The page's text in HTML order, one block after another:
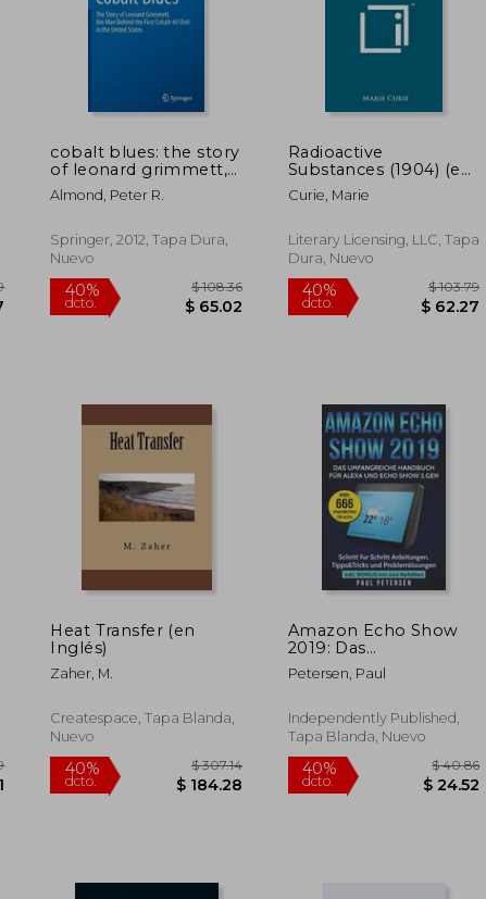
cobalt blues: the story
of leonard grimmett,
the man behind the
first cobalt-60 unit in
Inglés)
Almond, Peter R.
Springer, 2012, Tapa Dura,
Nuevo
Radioactive
Substances (1904) (en
Inglés)
Curie, Marie
Literary Licensing, LLC, Tapa
Dura, Nuevo
Heat Transfer (en
Inglés)
Zaher, M.
Createspace, Tapa Blanda,
Nuevo
Amazon Echo Show
2019: Das
umfangreiche
Handbuch für Alexa
(Version 2019) - Schritt
für Schritt
Tipps&Trick (en
Alemán)
Petersen, Paul
Independently Published,
Tapa Blanda, Nuevo